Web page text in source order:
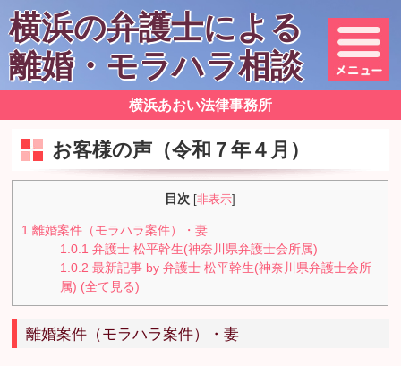
横浜の弁護士による
離婚・モラハラ相談
横浜あおい法律事務所
お客様の声（令和７年４月）
目次 [非表示]
1 離婚案件（モラハラ案件）・妻
1.0.1 弁護士 松平幹生(神奈川県弁護士会所属)
1.0.2 最新記事 by 弁護士 松平幹生(神奈川県弁護士会所
属) (全て見る)
離婚案件（モラハラ案件）・妻